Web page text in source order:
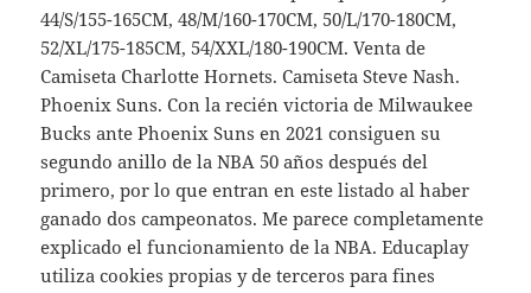
44/S/155-165CM, 48/M/160-170CM, 50/L/170-180CM,
52/XL/175-185CM, 54/XXL/180-190CM. Venta de
Camiseta Charlotte Hornets. Camiseta Steve Nash.
Phoenix Suns. Con la recién victoria de Milwaukee
Bucks ante Phoenix Suns en 2021 consiguen su
segundo anillo de la NBA 50 años después del
primero, por lo que entran en este listado al haber
ganado dos campeonatos. Me parece completamente
explicado el funcionamiento de la NBA. Educaplay
utiliza cookies propias y de terceros para fines